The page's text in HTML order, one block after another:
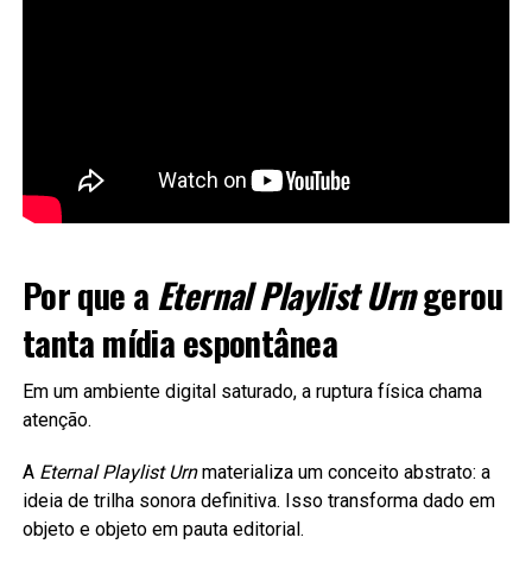
Por que a Eternal Playlist Urngerou
tanta mídia espontânea
Em um ambiente digital saturado, a ruptura física chama
atenção.
A Eternal Playlist Urnmaterializa um conceito abstrato: a
ideia de trilha sonora definitiva. Isso transforma dado em
objeto e objeto em pauta editorial.